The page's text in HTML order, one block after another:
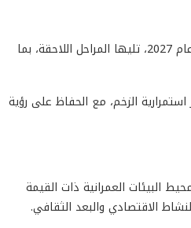
يجري تطوير “سيتادل بلازا” على مراحل، على أن تكتمل المرحلة الأولى بحلول الربع الرابع من عام 2027، تليها المراحل اللاحقة، بما
الزخم، مع الحفاظ على رؤية
البيئات العمرانية ذات القيمة
الاقتصادي والبعد الثقافي.